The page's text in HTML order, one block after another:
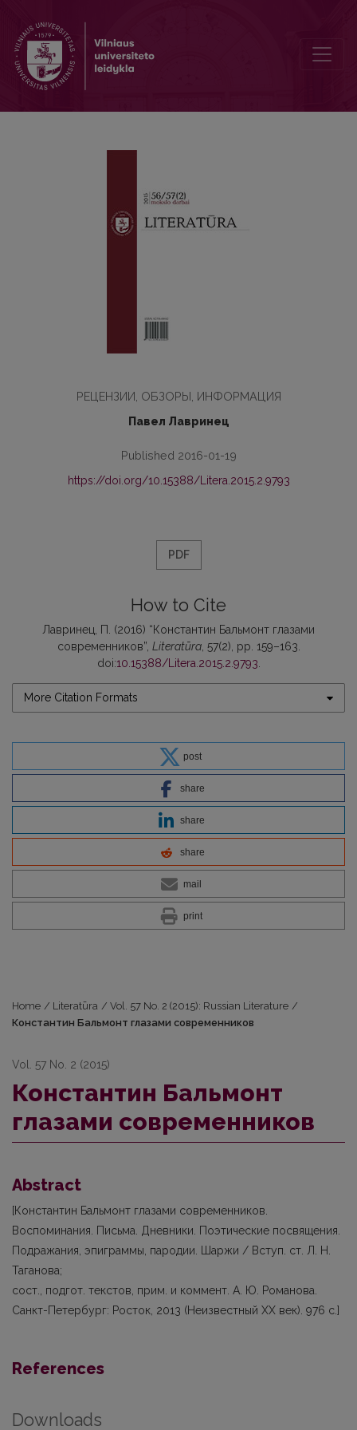
РЕЦЕНЗИИ, ОБЗОРЫ, ИНФОРМАЦИЯ
Павел Лавринец
Published 2016-01-19
https://doi.org/10.15388/Litera.2015.2.9793
PDF
How to Cite
Лавринец, П. (2016) “Константин Бальмонт глазами
современников”, Literatūra, 57(2), pp. 159–163.
doi:10.15388/Litera.2015.2.9793
More Citation Formats
post
share
share
share
mail
print
Home / Literatūra / Vol. 57 No. 2 (2015): Russian Literature /
Константин Бальмонт глазами современников
Vol. 57 No. 2 (2015)
Константин Бальмонт
глазами современников
Abstract
[Константин Бальмонт глазами современников.
Воспоминания. Письма. Дневники. Поэтические посвящения.
Подражания, эпиграммы, пародии. Шаржи / Вступ. ст. Л. Н.
Таганова;
сост., подгот. текстов, прим. и коммент. А. Ю. Романова.
Санкт-Петербург: Росток, 2013 (Неизвестный XX век). 976 с.]
References
Downloads